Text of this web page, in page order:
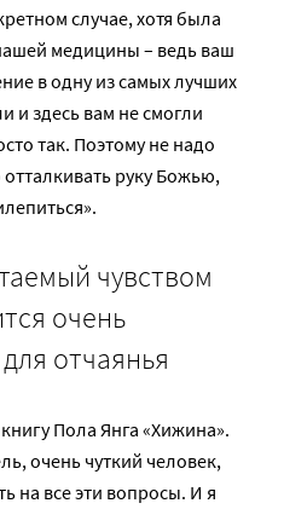
случае, хотя была
медицины – ведь ваш
в одну из самых лучших
и здесь вам не смогли
так. Поэтому не надо
руку Божью,
чувством
очень
отчаянья
Пола Янга «Хижина».
очень чуткий человек,
на все эти вопросы. И я